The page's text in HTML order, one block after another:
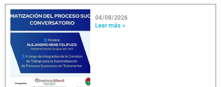
04/08/2026
Leer más »